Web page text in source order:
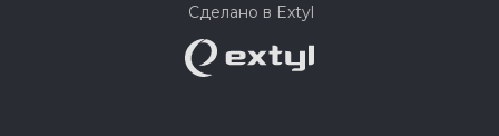
Сделано в Extyl